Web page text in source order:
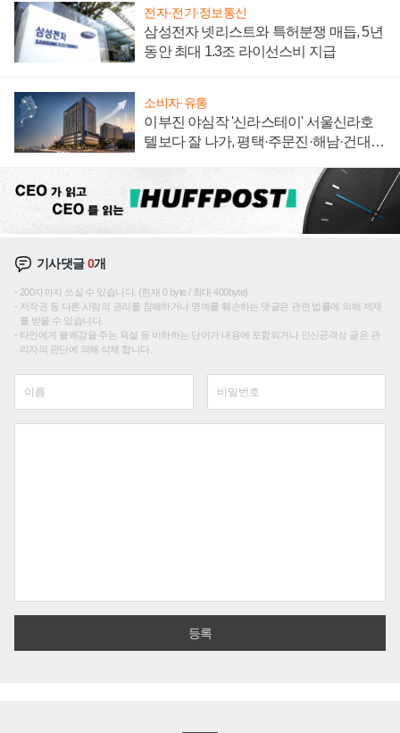
전자·전기·정보통신
삼성전자 넷리스트와 특허분쟁 매듭, 5년
동안 최대 1.3조 라이선스비 지급
소비자·유통
이부진 야심작 '신라스테이' 서울신라호
텔보다 잘 나가, 평택·주문진·해남·건대로
기사댓글0개
200자까지 쓰실 수 있습니다. (현재 0 byte / 최대 400byte)
저작권 등 다른 사람의 권리를 침해하거나 명예를 훼손하는 댓글은 관련 법률에 의해 제재
를 받을 수 있습니다.
타인에게 불쾌감을 주는 욕설 등 비하하는 단어가 내용에 포함되거나 인신공격성 글은 관
리자의 판단에 의해 삭제 합니다.